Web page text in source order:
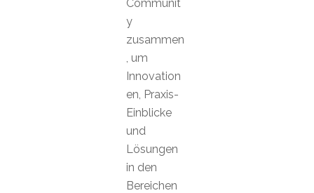
Communit
y
zusammen
, um
Innovation
en, Praxis-
Einblicke
und
Lösungen
in den
Bereichen